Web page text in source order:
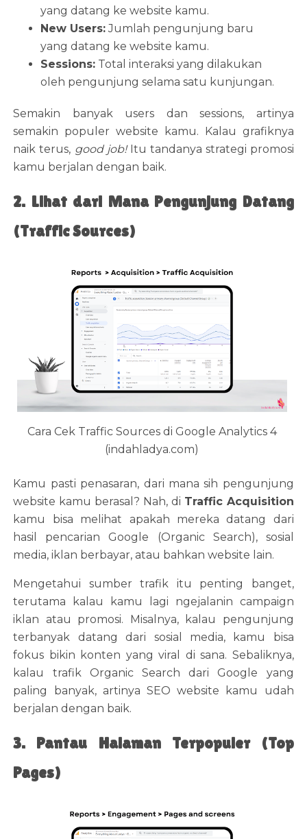
yang datang ke website kamu.
New Users:Jumlah pengunjung baru
yang datang ke website kamu.
Sessions: Total interaksi yang dilakukan
oleh pengunjung selama satu kunjungan.
Semakin banyak users dan sessions, artinya
semakin populer website kamu. Kalau grafiknya
naik terus, good job!Itu tandanya strategi promosi
kamu berjalan dengan baik.
2. Lihat dari Mana Pengunjung Datang
(Traffic Sources)
Cara Cek Traffic Sources di Google Analytics 4
(indahladya.com)
Kamu pasti penasaran, dari mana sih pengunjung
website kamu berasal? Nah, di Traffic Acquisition
kamu bisa melihat apakah mereka datang dari
hasil pencarian Google (Organic Search), sosial
media, iklan berbayar, atau bahkan website lain.
Mengetahui sumber trafik itu penting banget,
terutama kalau kamu lagi ngejalanin campaign
iklan atau promosi. Misalnya, kalau pengunjung
terbanyak datang dari sosial media, kamu bisa
fokus bikin konten yang viral di sana. Sebaliknya,
kalau trafik Organic Search dari Google yang
paling banyak, artinya SEO website kamu udah
berjalan dengan baik.
3. Pantau Halaman Terpopuler (Top
Pages)